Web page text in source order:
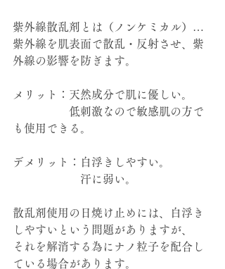
紫外線散乱剤とは（ノンケミカル）…
紫外線を肌表面で散乱・反射させ、紫
外線の影響を防ぎます。
メリット：天然成分で肌に優しい。
低刺激なので敏感肌の方で
も使用できる。
デメリット：白浮きしやすい。
汗に弱い。
散乱剤使用の日焼け止めには、白浮き
しやすいという問題がありますが、
それを解消する為にナノ粒子を配合し
ている場合があります。